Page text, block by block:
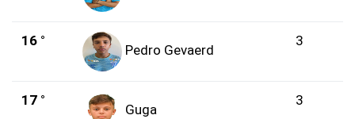
16 °
Pedro Gevaerd
3
17 °
Guga
3